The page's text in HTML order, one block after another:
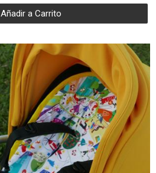
Añadir a Carrito